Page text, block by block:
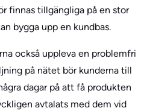
finnas tillgängliga på en stor
bygga upp en kundbas.
också uppleva en problemfri
på nätet bör kunderna till
dagar på att få produkten
avtalats med dem vid